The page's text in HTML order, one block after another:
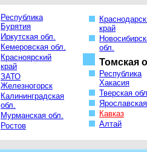
Республика
Бурятия
Иркутская обл.
Кемеровская обл.
Красноярский
край
ЗАТО
Железногорск
Калининградская
обл.
Мурманская обл.
Ростов
край
обл.
Томская
Республика
Хакасия
Тверская
Кавказ
Алтай